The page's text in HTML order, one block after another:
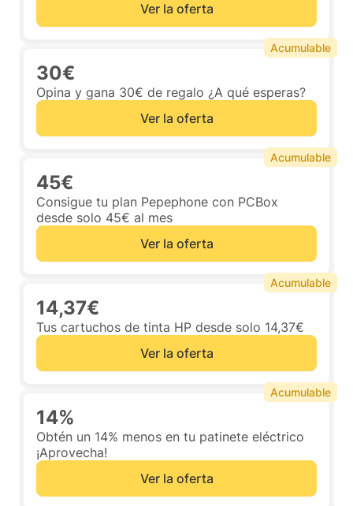
Ver la oferta
30€
Opina y gana 30€ de regalo ¿A qué esperas?
Ver la oferta
Acumulable
45€
Consigue tu plan Pepephone con PCBox
desde solo 45€ al mes
Ver la oferta
Acumulable
14,37€
Tus cartuchos de tinta HP desde solo 14,37€
Ver la oferta
Acumulable
14%
Obtén un 14% menos en tu patinete eléctrico
¡Aprovecha!
Ver la oferta
Acumulable